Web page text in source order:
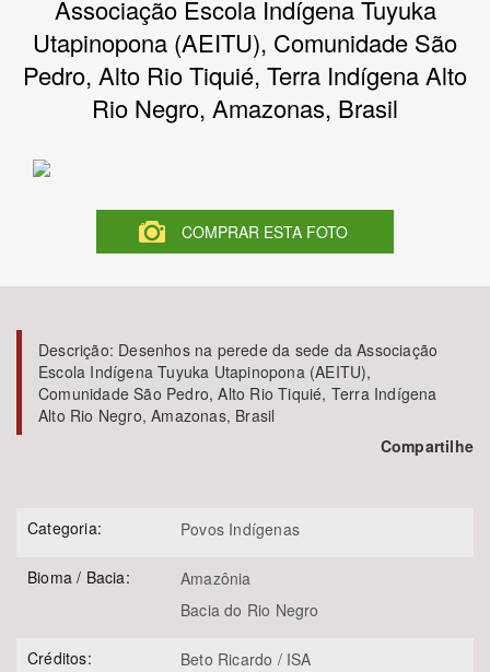
Bioma / Bacia
Subtema
Área de Levantamento
BUSCAR
Associação Escola Indígena Tuyuka
Utapinopona (AEITU), Comunidade São
Pedro, Alto Rio Tiquié, Terra Indígena Alto
Rio Negro, Amazonas, Brasil
COMPRAR ESTA FOTO
Descrição: Desenhos na perede da sede da Associação
Escola Indígena Tuyuka Utapinopona (AEITU),
Comunidade São Pedro, Alto Rio Tiquié, Terra Indígena
Alto Rio Negro, Amazonas, Brasil
Compartilhe
Categoria: Povos Indígenas
Bioma / Bacia:
Amazônia
Bacia do Rio Negro
Créditos: Beto Ricardo / ISA